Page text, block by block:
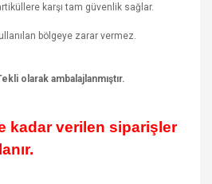
karşı tam güvenlik sağlar.
bölgeye zarar vermez.
olarak ambalajlanmıştır.
kadar verilen siparişler